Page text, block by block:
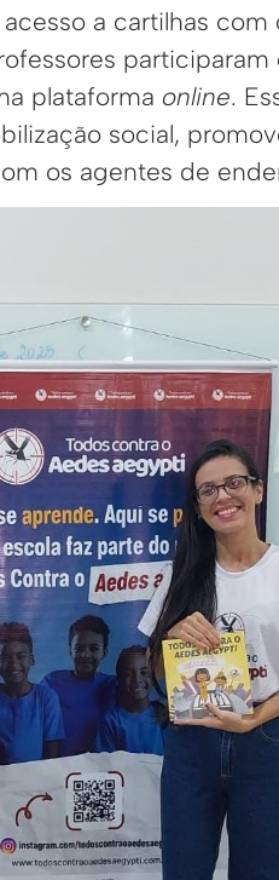
a cartilhas
plataforma online.
social,
os agentes de